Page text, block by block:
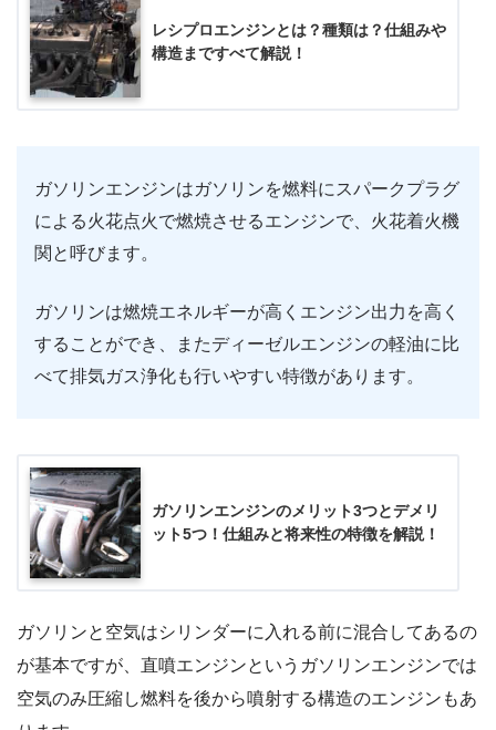
レシプロエンジンとは？種類は？仕組みや
構造まですべて解説！
ガソリンエンジンはガソリンを燃料にスパークプラグ
による火花点火で燃焼させるエンジンで、火花着火機
関と呼びます。
ガソリンは燃焼エネルギーが高くエンジン出力を高く
することができ、またディーゼルエンジンの軽油に比
べて排気ガス浄化も行いやすい特徴があります。
ガソリンエンジンのメリット3つとデメリ
ット5つ！仕組みと将来性の特徴を解説！
ガソリンと空気はシリンダーに入れる前に混合してあるの
が基本ですが、直噴エンジンというガソリンエンジンでは
空気のみ圧縮し燃料を後から噴射する構造のエンジンもあ